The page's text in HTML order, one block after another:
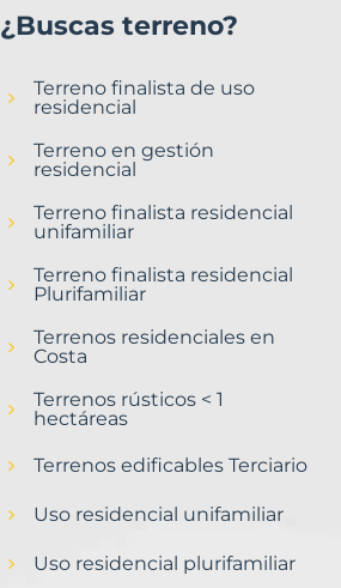
¿Buscas terreno?
Terreno finalista de uso
residencial
Terreno en gestión
residencial
Terreno finalista residencial
unifamiliar
Terreno finalista residencial
Plurifamiliar
Terrenos residenciales en
Costa
Terrenos rústicos < 1
hectáreas
Terrenos edificables Terciario
Uso residencial unifamiliar
Uso residencial plurifamiliar